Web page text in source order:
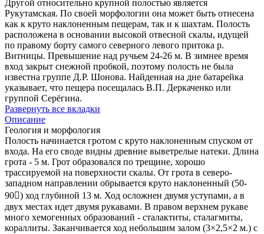
Другой относительно крупной полостью является
Рукутамская. По своей морфологии она может быть отнесена
как к круто наклоненным пещерам, так и к шахтам. Полость
расположена в основании высокой отвесной скалы, идущей
по правому борту самого северного левого притока р.
Витницы. Превышение над ручьем 24-26 м. В зимнее время
вход закрыт снежной пробкой, поэтому полость не была
известна группе Д.Р. Шонова. Найденная на дне батарейка
указывает, что пещера посещалась В.П. Деркаченко или
группой Серёгина.
Развернуть все вкладки
Описание
Геология и морфология
Полость начинается гротом с круто наклоненным спуском от
входа. На его своде видны древние выветрелые натеки. Длина
грота - 5 м. Грот образовался по трещине, хорошо
трассируемой на поверхности скалы. От грота в северо-
западном направлении обрывается круто наклоненный (50-
90) ход глубиной 13 м. Ход осложнен двумя уступами, а в
двух местах идет двумя рукавами. В правом верхнем рукаве
много хемогенных образований - сталактиты, сталагмиты,
кораллиты. Заканчивается ход небольшим залом (3×2,5×2 м.) с